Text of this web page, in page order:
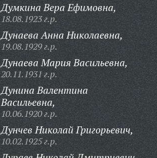
Думкина Вера Ефимовна,
18.08.1923 г.р.
Дунаева Анна Николаевна,
19.08.1929 г.р.
Дунаева Мария Васильевна,
20.11.1931 г.р.
Дунина Валентина
Васильевна,
10.06.1920 г.р.
Дунчев Николай Григорьевич,
10.02.1925 г.р.